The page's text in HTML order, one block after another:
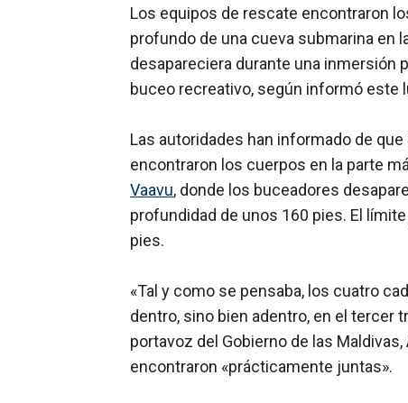
Los equipos de rescate encontraron
profundo de una cueva submarina en
desapareciera durante una inmersión
buceo recreativo, según informó este
Las autoridades han informado de
encontraron los cuerpos en la parte
Vaavu, donde los buceadores
profundidad de unos 160 pies. El
pies.
«Tal y como se pensaba, los cuatro
dentro, sino bien adentro, en el tercer
portavoz del Gobierno de las
encontraron «prácticamente juntas».